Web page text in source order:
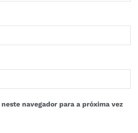
navegador para a próxima vez